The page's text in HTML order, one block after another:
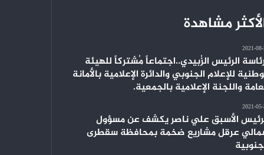
مشاهدة
2021-
الرئيس الزُبيدي..اجتماعاً مُشتركاً للهيئة
للإعلام الجنوبي والدائرة الإعلامية بالأمانة
واللجنة الإعلامية بالجمعية.
2021-
الأسبق علي ناصر يكشف عن مسؤول
عرقل مشاريع ضخمة بمحافظة سقطرى